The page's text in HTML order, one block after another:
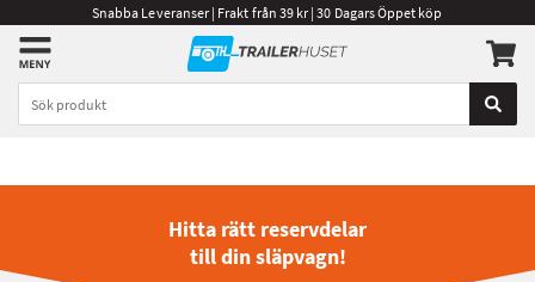
Snabba Leveranser | Frakt från 39 kr | 30 Dagars Öppet köp
Hitta rätt reservdelar
till din släpvagn!